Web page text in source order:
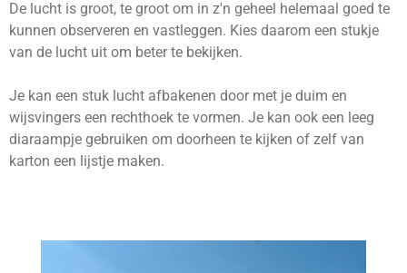
De lucht is groot, te groot om in z'n geheel helemaal goed te
kunnen observeren en vastleggen. Kies daarom een stukje
van de lucht uit om beter te bekijken.
Je kan een stuk lucht afbakenen door met je duim en
wijsvingers een rechthoek te vormen. Je kan ook een leeg
diaraampje gebruiken om doorheen te kijken of zelf van
karton een lijstje maken.